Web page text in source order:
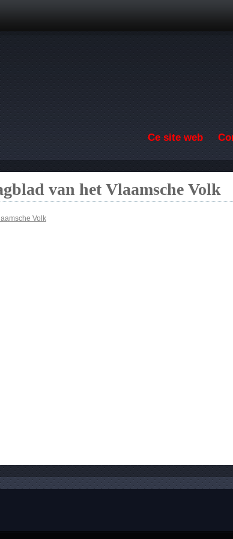
Ce site web
van het Vlaamsche Volk
Volk